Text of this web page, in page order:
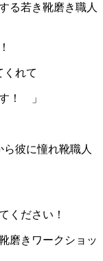
る若き靴磨き職人
れて
！ 」
彼に憧れ靴職人
ください！
磨きワークショッ